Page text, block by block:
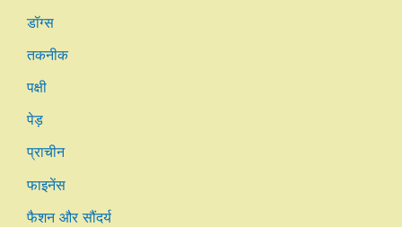
डॉग्स
तकनीक
पक्षी
पेड़
प्राचीन
फाइनेंस
फैशन और सौंदर्य